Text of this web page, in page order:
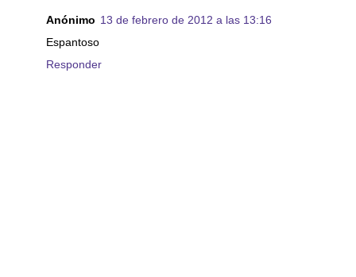
Anónimo 13 de febrero de 2012 a las 13:16
Espantoso
Responder